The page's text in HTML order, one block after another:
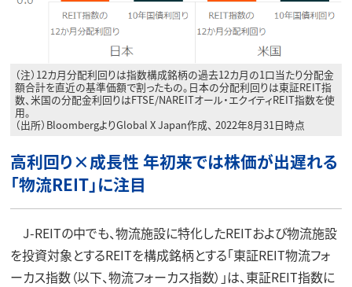
（注）12カ月分配利回りは指数構成銘柄の過去12カ月の1口当たり分配金
額合計を直近の基準価額で割ったもの。日本の分配利回りは東証REIT指
数、米国の分配金利回りはFTSE/NAREITオール・エクイティREIT指数を使
用。
（出所）BloombergよりGlobal X Japan作成、 2022年8月31日時点
高利回り×成長性 年初来では株価が出遅れる
「物流REIT」に注目
J-REITの中でも、物流施設に特化したREITおよび物流施設
を投資対象とするREITを構成銘柄とする「東証REIT物流フォ
ーカス指数（以下、物流フォーカス指数）」は、東証REIT指数に